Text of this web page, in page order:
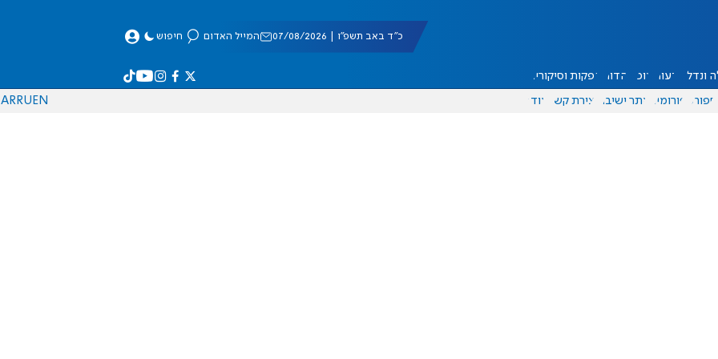
כ"ד באב תשפ"ו | 07/08/2026 המייל האדום חיפוש
ונדל"ן דעות אוכל יהדות הפקות וסיקורים
ספורט פורומים אתר ישיבה יצירת קשר עוד EN
RU
AR